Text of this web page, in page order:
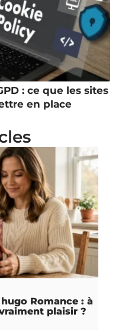
: ce que les sites
en place
Romance : à
plaisir ?